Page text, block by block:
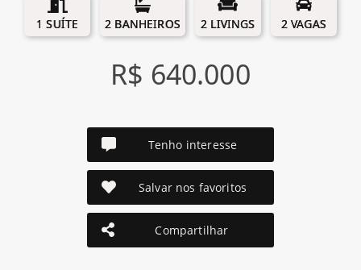
1 SUÍTE 2 BANHEIROS 2 LIVINGS 2 VAGAS
R$ 640.000
Tenho interesse
Salvar nos favoritos
Compartilhar